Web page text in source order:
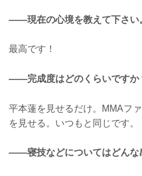
——現在の心境を教えて下さい
最高です！
——完成度はどのくらいですか
平本蓮を見せるだけ。MMAフ
を見せる。いつもと同じです。
——寝技などについてはどんな